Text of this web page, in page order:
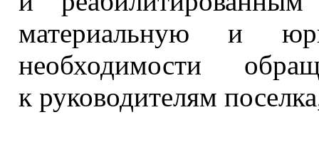
материальнуюи
необходимости
к руководителям